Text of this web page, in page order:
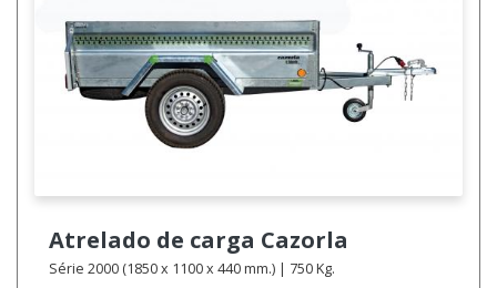
Atrelado de carga Cazorla
Série 2000 (1850 x 1100 x 440 mm.) | 750 Kg.